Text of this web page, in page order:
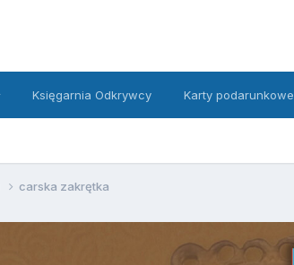
Księgarnia Odkrywcy Karty podarunkowe
carska zakrętka